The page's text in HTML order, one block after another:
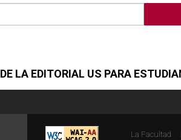
LA EDITORIAL US PARA
La Facultad